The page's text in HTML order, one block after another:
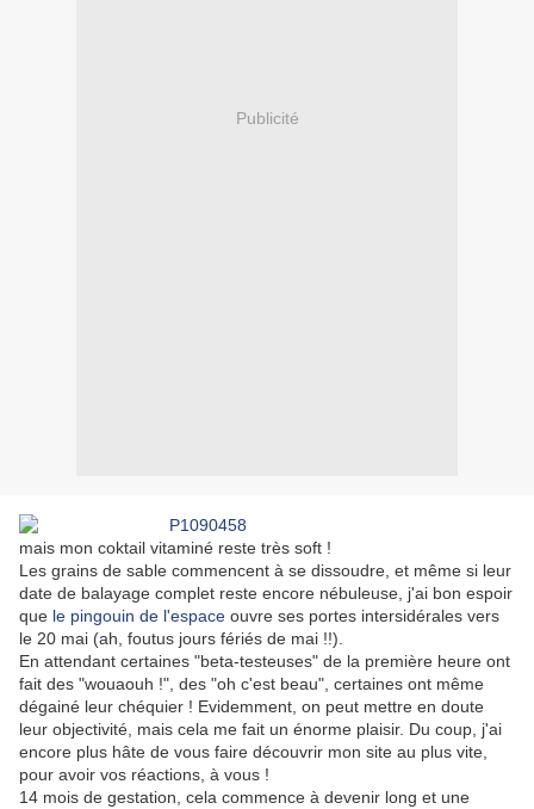
Publicité
mais mon coktail vitaminé reste très soft !
Les grains de sable commencent à se dissoudre, et même si leur
date de balayage complet reste encore nébuleuse, j'ai bon espoir
que le pingouin de l'espace ouvre ses portes intersidérales vers
le 20 mai (ah, foutus jours fériés de mai !!).
En attendant certaines "beta-testeuses" de la première heure ont
fait des "wouaouh !", des "oh c'est beau", certaines ont même
dégainé leur chéquier ! Evidemment, on peut mettre en doute
leur objectivité, mais cela me fait un énorme plaisir. Du coup, j'ai
encore plus hâte de vous faire découvrir mon site au plus vite,
pour avoir vos réactions, à vous !
14 mois de gestation, cela commence à devenir long et une